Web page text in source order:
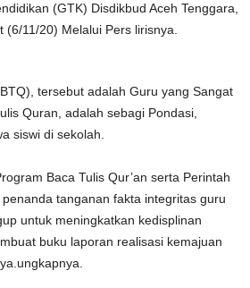
(GTK) Disdikbud Aceh Tenggara,
(6/11/20) Melalui Pers lirisnya.
tersebut adalah Guru yang Sangat
Quran, adalah sebagi Pondasi,
siswi di sekolah.
Baca Tulis Qur’an serta Perintah
tanganan fakta integritas guru
untuk meningkatkan kedisplinan
buku laporan realisasi kemajuan